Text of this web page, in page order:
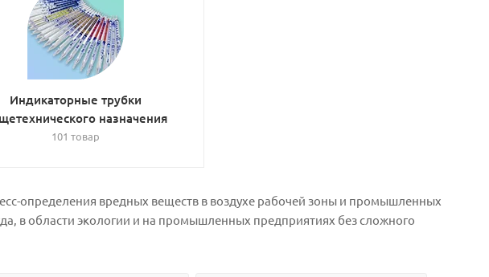
Индикаторные трубки
назначения
101 товар
определения вредных веществ в воздухе рабочей зоны и промышленных
в области экологии и на промышленных предприятиях без сложного